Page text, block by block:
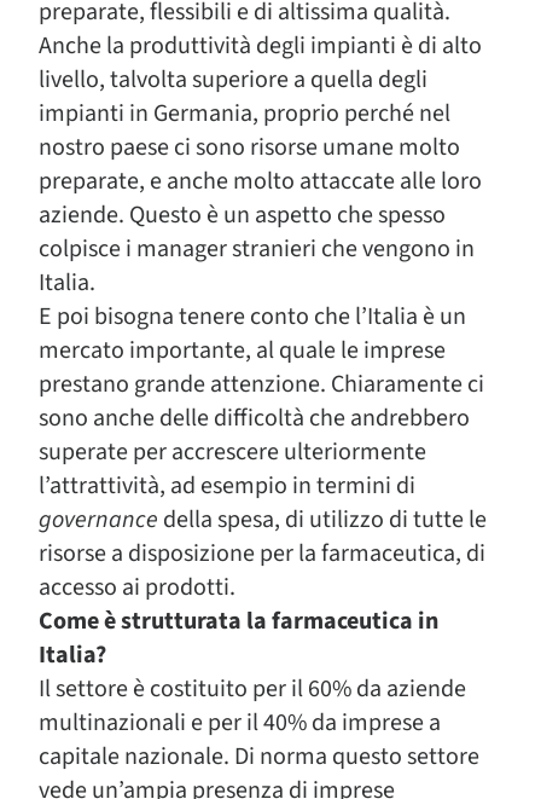
preparate, flessibili e di altissima qualità.
Anche la produttività degli impianti è di alto
livello, talvolta superiore a quella degli
impianti in Germania, proprio perché nel
nostro paese ci sono risorse umane molto
preparate, e anche molto attaccate alle loro
aziende. Questo è un aspetto che spesso
colpisce i manager stranieri che vengono in
Italia.
E poi bisogna tenere conto che l’Italia è un
mercato importante, al quale le imprese
prestano grande attenzione. Chiaramente ci
sono anche delle difficoltà che andrebbero
superate per accrescere ulteriormente
l’attrattività, ad esempio in termini di
governance della spesa, di utilizzo di tutte le
risorse a disposizione per la farmaceutica, di
accesso ai prodotti.
Come è strutturata la farmaceutica in
Italia?
Il settore è costituito per il 60% da aziende
multinazionali e per il 40% da imprese a
capitale nazionale. Di norma questo settore
vede un’ampia presenza di imprese